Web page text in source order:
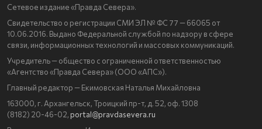
Сетевое издание «Правда Севера».
Свидетельство о регистрации СМИ ЭЛ № ФС 77 — 66065 от
10.06.2016. Выдано Федеральной службой по надзору в сфере
связи, информационных технологий и массовых коммуникаций.
Учредитель — общество с ограниченной ответственностью
«Агентство «Правда Севера» (ООО «АПС»).
Главный редактор — Екимовская Наталья Михайловна
163000, г. Архангельск, Троицкий пр-т, д. 52, оф. 1308
(8182) 20-46-02, portal@pravdasevera.ru